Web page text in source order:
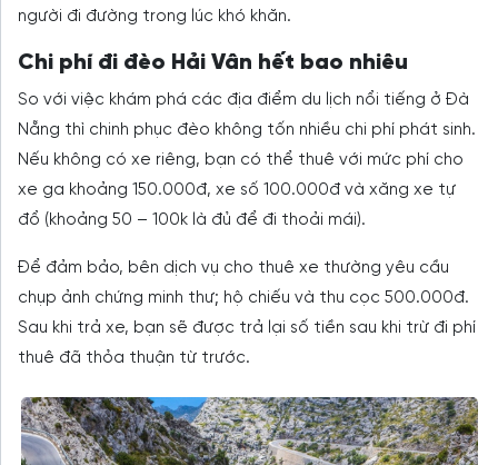
người đi đường trong lúc khó khăn.
Chi phí đi đèo Hải Vân hết bao nhiêu
So với việc khám phá các địa điểm du lịch nổi tiếng ở Đà
Nẵng thì chinh phục đèo không tốn nhiều chi phí phát sinh.
Nếu không có xe riêng, bạn có thể thuê với mức phí cho
xe ga khoảng 150.000đ, xe số 100.000đ và xăng xe tự
đổ (khoảng 50 – 100k là đủ để đi thoải mái).
Để đảm bảo, bên dịch vụ cho thuê xe thường yêu cầu
chụp ảnh chứng minh thư; hộ chiếu và thu cọc 500.000đ.
Sau khi trả xe, bạn sẽ được trả lại số tiền sau khi trừ đi phí
thuê đã thỏa thuận từ trước.